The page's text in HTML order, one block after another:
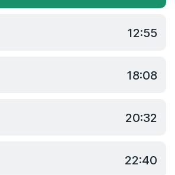
12:55
18:08
20:32
22:40